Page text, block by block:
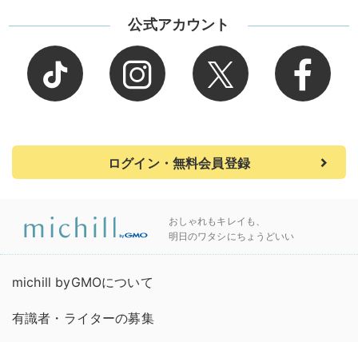
公式アカウント
ログイン・無料会員登録
おしゃれもキレイも、
明日のワタシにちょうどいい
michill byGMOについて
有識者・ライターの募集